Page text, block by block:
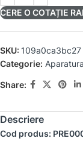
CERE O COTAȚIE
SKU: 109a0ca3bc27
Categorie:
Share:
Descriere
Cod produs: